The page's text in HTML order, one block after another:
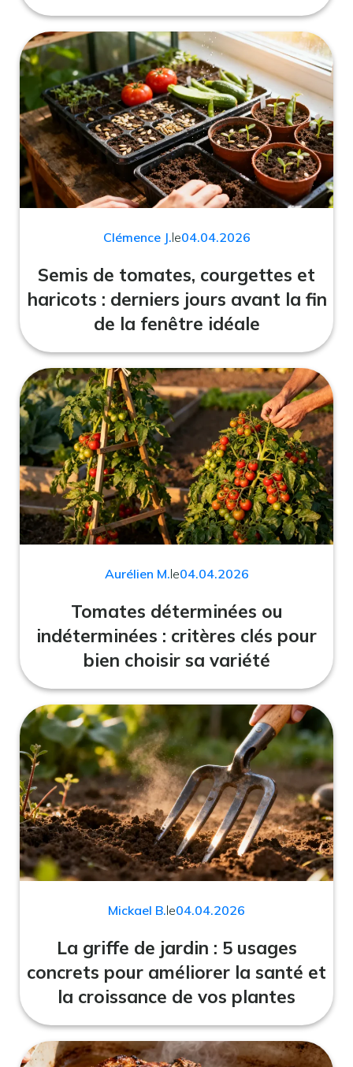
Clémence J.le04.04.2026
Semis de tomates, courgettes et
haricots : derniers jours avant la fin
de la fenêtre idéale
Aurélien M.le04.04.2026
Tomates déterminées ou
indéterminées : critères clés pour
bien choisir sa variété
Mickael B.le04.04.2026
La griffe de jardin : 5 usages
concrets pour améliorer la santé et
la croissance de vos plantes